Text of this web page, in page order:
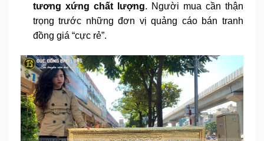
tương xứng chất lượng. Người mua cần thận
trọng trước những đơn vị quảng cáo bán tranh
đồng giá “cực rẻ”.